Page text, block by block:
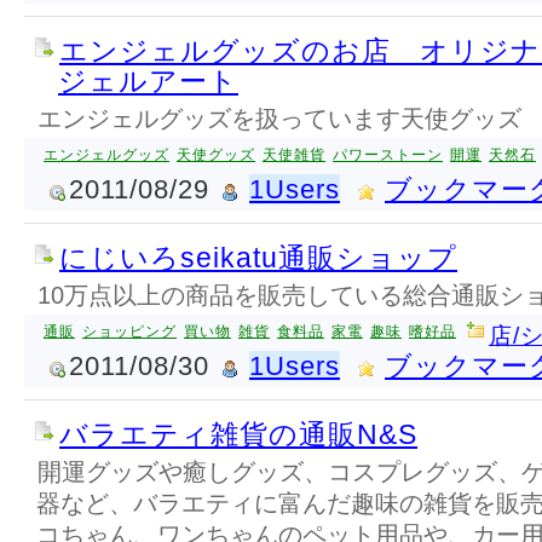
エンジェルグッズのお店 オリジ
ジェルアート
エンジェルグッズを扱っています天使グッズ
エンジェルグッズ 天使グッズ 天使雑貨 パワーストーン 開運 天然石
2011/08/29 1Users ブックマー
にじいろseikatu通販ショップ
10万点以上の商品を販売している総合通販シ
通販 ショッピング 買い物 雑貨 食料品 家電 趣味 嗜好品 店/
2011/08/30 1Users ブックマー
バラエティ雑貨の通販N&S
開運グッズや癒しグッズ、コスプレグッズ、
器など、バラエティに富んだ趣味の雑貨を販
コちゃん、ワンちゃんのペット用品や、カー